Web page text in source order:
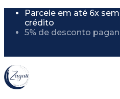
Parcele em até 6x
crédito
5% de desconto